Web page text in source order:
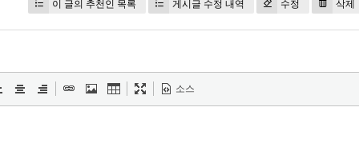
이 글의 추천인 목록 게시글 수정 내역 수정 삭제
소스